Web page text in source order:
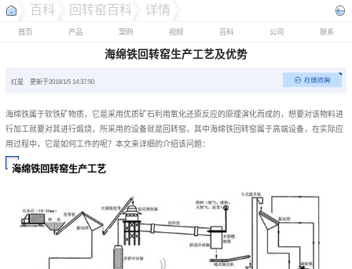
百科 回转窑百科 详情
首页 产品 案例 视频 百科 公司 联系
海绵铁回转窑生产工艺及优势
红星 更新于2018/1/5 14:37:50
海绵铁属于软铁矿物质，它是采用优质矿石利用氧化还原反应的原理演化而成的，想要对该物料进
行加工就要对其进行煅烧，所采用的设备就是回转窑，其中海绵铁回转窑属于高端设备，在实际应
用过程中，它是如何工作的呢？本文来详细的介绍该问题：
海绵铁回转窑生产工艺